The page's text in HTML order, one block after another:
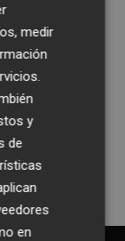
de
medir
y
de
en